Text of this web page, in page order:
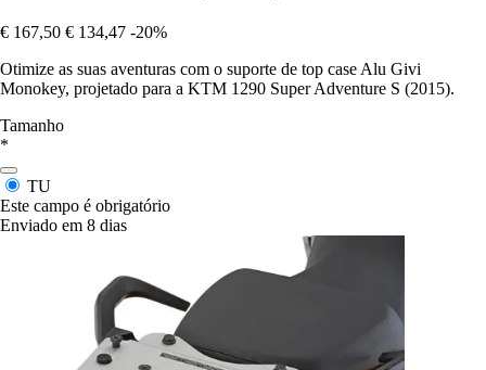
€ 167,50 € 134,47 -20%
Otimize as suas aventuras com o suporte de top case Alu Givi
Monokey, projetado para a KTM 1290 Super Adventure S (2015).
Tamanho
*
TU
Este campo é obrigatório
Enviado em 8 dias